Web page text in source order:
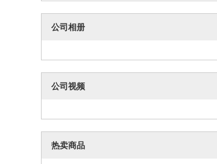
公司相册
公司视频
热卖商品